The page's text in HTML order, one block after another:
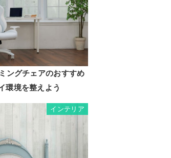
ングチェアのおすすめ
環境を整えよう
インテリア